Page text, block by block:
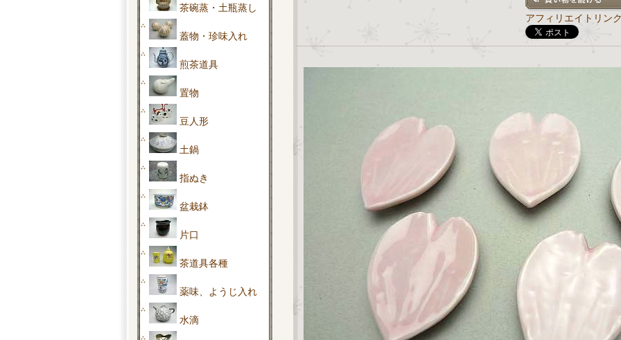
茶碗蒸・土瓶蒸し
蓋物・珍味入れ
煎茶道具
置物
豆人形
土鍋
指ぬき
盆栽鉢
片口
茶道具各種
薬味、ようじ入れ
水滴
アフィリエイトリン